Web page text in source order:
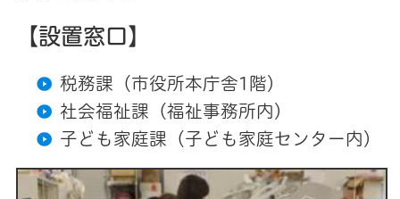
【設置窓口】
税務課（市役所本庁舎1階）
社会福祉課（福祉事務所内）
子ども家庭課（子ども家庭センター内）